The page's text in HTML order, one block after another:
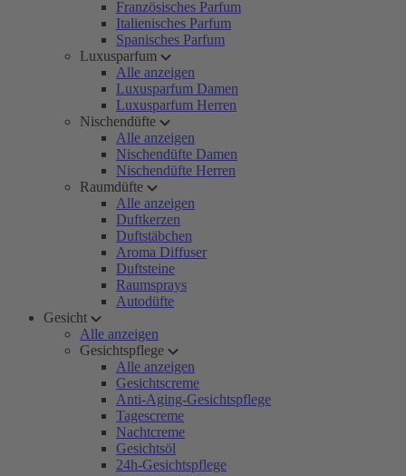
Französisches Parfum
Italienisches Parfum
Spanisches Parfum
Luxusparfum
Alle anzeigen
Luxusparfum Damen
Luxusparfum Herren
Nischendüfte
Alle anzeigen
Nischendüfte Damen
Nischendüfte Herren
Raumdüfte
Alle anzeigen
Duftkerzen
Duftstäbchen
Aroma Diffuser
Duftsteine
Raumsprays
Autodüfte
Gesicht
Alle anzeigen
Gesichtspflege
Alle anzeigen
Gesichtscreme
Anti-Aging-Gesichtspflege
Tagescreme
Nachtcreme
Gesichtsöl
24h-Gesichtspflege